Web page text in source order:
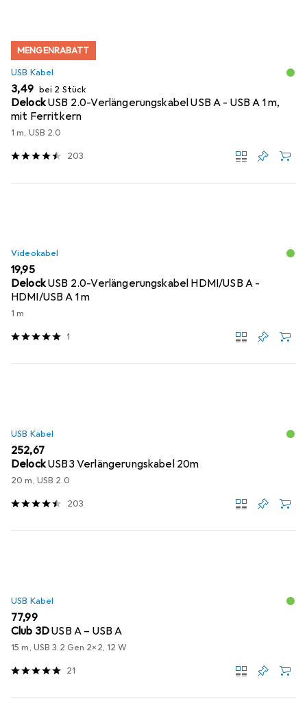
MENGENRABATT
USB Kabel
EUR
3,49 bei 2 Stück
DelockUSB 2.0-Verlängerungskabel USB A - USB A 1 m,
mit Ferritkern
1 m, USB 2.0
203
Videokabel
EUR
19,95
DelockUSB 2.0-Verlängerungskabel HDMI/USB A -
HDMI/USB A 1 m
1 m
1
USB Kabel
EUR
252,67
DelockUSB3 Verlängerungskabel 20m
20 m, USB 2.0
203
USB Kabel
EUR
77,99
Club 3DUSB A – USB A
15 m, USB 3.2 Gen 2x2, 12 W
21